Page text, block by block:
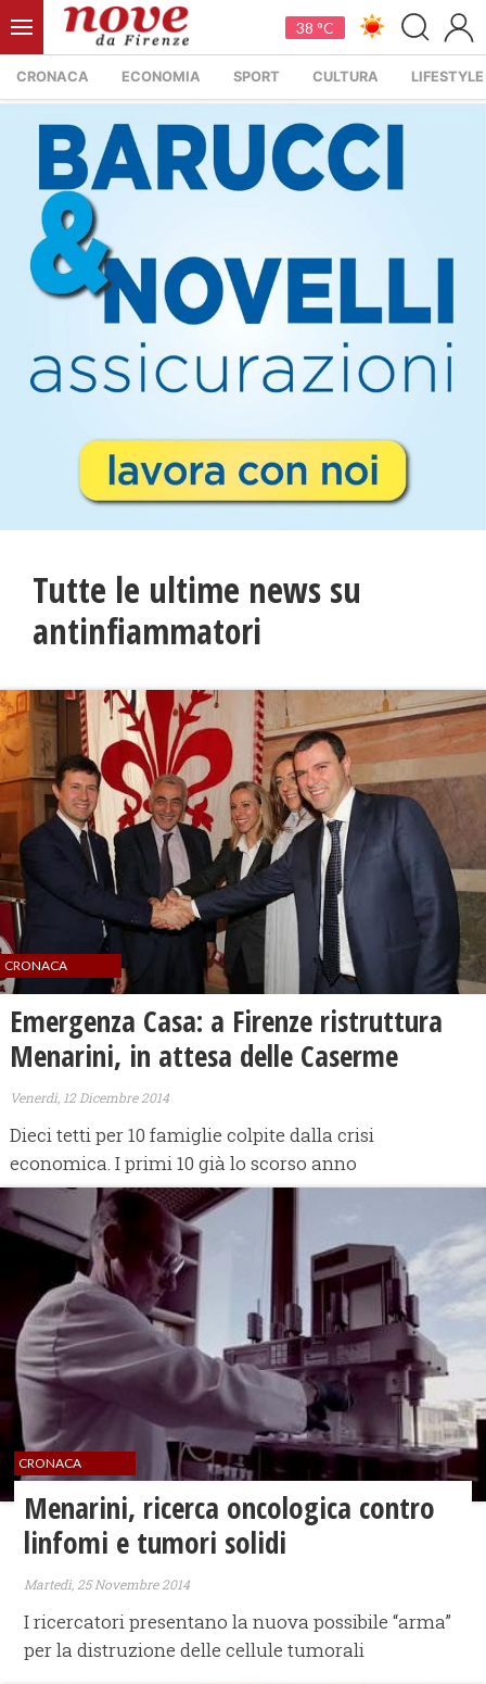
38 °C
CRONACA ECONOMIA SPORT CULTURA LIFESTYLE
Tutte le ultime news su
antinfiammatori
CRONACA
Emergenza Casa: a Firenze ristruttura
Menarini, in attesa delle Caserme
Venerdì, 12 Dicembre 2014
Dieci tetti per 10 famiglie colpite dalla crisi
economica. I primi 10 già lo scorso anno
CRONACA
Menarini, ricerca oncologica contro
linfomi e tumori solidi
Martedì, 25 Novembre 2014
I ricercatori presentano la nuova possibile “arma”
per la distruzione delle cellule tumorali